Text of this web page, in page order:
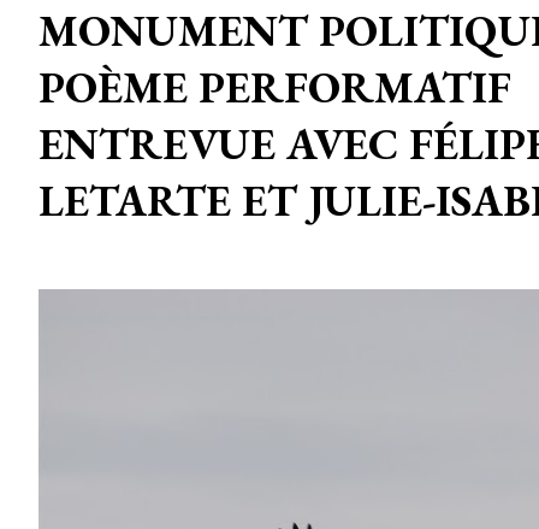
MONUMENT
POÈME PERFORMATIF
ENTREVUE AVEC
LETARTE ET JULIE-